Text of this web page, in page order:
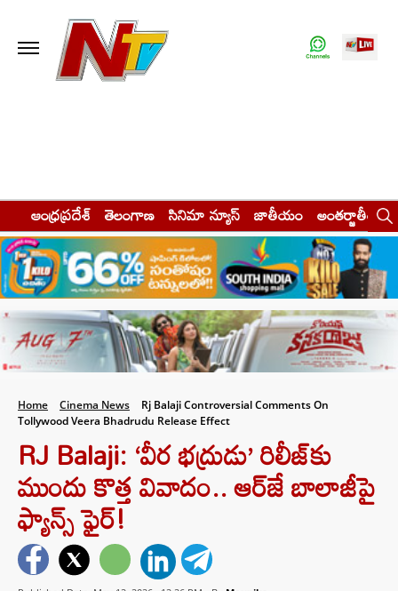
ఆంధ్రప్రదేశ్ తెలంగాణ సినిమా న్యూస్ జాతీయం అంతర్జాతీయం
Home Cinema News
Rj Balaji Controversial Comments On
Tollywood Veera Bhadrudu Release Effect
RJ Balaji: ‘వీర భద్రుడు’ రిలీజ్‌కు
ముందు కొత్త వివాదం.. ఆర్‌జే బాలాజీపై
ఫ్యాన్స్ ఫైర్!